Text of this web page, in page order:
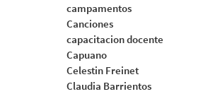
campamentos
Canciones
capacitacion docente
Capuano
Celestin Freinet
Claudia Barrientos